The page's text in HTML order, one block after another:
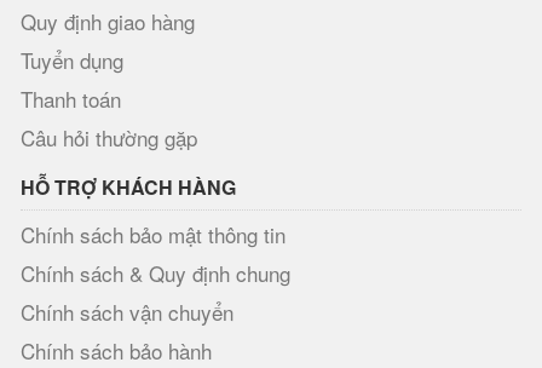
Quy định giao hàng
Tuyển dụng
Thanh toán
Câu hỏi thường gặp
HỖ TRỢ KHÁCH HÀNG
Chính sách bảo mật thông tin
Chính sách & Quy định chung
Chính sách vận chuyển
Chính sách bảo hành